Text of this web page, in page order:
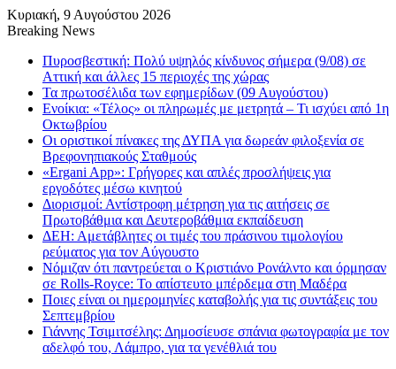
Κυριακή, 9 Αυγούστου 2026
Breaking News
Πυροσβεστική: Πολύ υψηλός κίνδυνος σήμερα (9/08) σε
Αττική και άλλες 15 περιοχές της χώρας
Τα πρωτοσέλιδα των εφημερίδων (09 Αυγούστου)
Ενοίκια: «Τέλος» οι πληρωμές με μετρητά – Τι ισχύει από 1η
Οκτωβρίου
Οι οριστικοί πίνακες της ΔΥΠΑ για δωρεάν φιλοξενία σε
Βρεφονηπιακούς Σταθμούς
«Ergani App»: Γρήγορες και απλές προσλήψεις για
εργοδότες μέσω κινητού
Διορισμοί: Αντίστροφη μέτρηση για τις αιτήσεις σε
Πρωτοβάθμια και Δευτεροβάθμια εκπαίδευση
ΔΕΗ: Αμετάβλητες οι τιμές του πράσινου τιμολογίου
ρεύματος για τον Αύγουστο
Νόμιζαν ότι παντρεύεται ο Κριστιάνο Ρονάλντο και όρμησαν
σε Rolls-Royce: Το απίστευτο μπέρδεμα στη Μαδέρα
Ποιες είναι οι ημερομηνίες καταβολής για τις συντάξεις του
Σεπτεμβρίου
Γιάννης Τσιμιτσέλης: Δημοσίευσε σπάνια φωτογραφία με τον
αδελφό του, Λάμπρο, για τα γενέθλιά του